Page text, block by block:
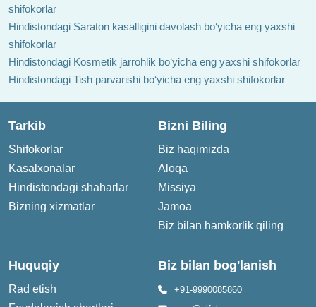
shifokorlar
Hindistondagi Saraton kasalligini davolash boʻyicha eng yaxshi
shifokorlar
Hindistondagi Kosmetik jarrohlik boʻyicha eng yaxshi shifokorlar
Hindistondagi Tish parvarishi boʻyicha eng yaxshi shifokorlar
Tarkib
Shifokorlar
Kasalxonalar
Hindistondagi shaharlar
Bizning xizmatlar
Bizni Biling
Biz haqimizda
Aloqa
Missiya
Jamoa
Biz bilan hamkorlik qiling
Huquqiy
Rad etish
Biz bilan bog'lanish
+91-9990085860